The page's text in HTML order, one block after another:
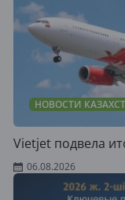
НОВОСТИ
Vietjet подвела
06.08.2026